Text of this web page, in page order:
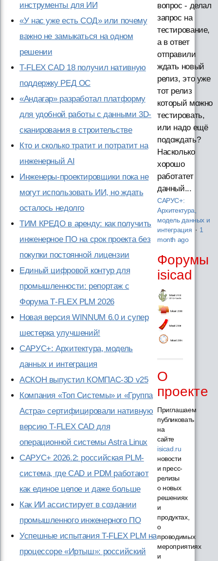
инструменты для ИИ
«У нас уже есть СОД» или почему
важно не замыкаться на одном
решении
T-FLEX CAD 18 получил нативную
поддержку РЕД ОС
«Андагар» разработал платформу
для удобной работы с данными 3D-
сканирования в строительстве
Кто и сколько тратит и потратит на
инженерный AI
Инженеры-проектировщики пока не
могут использовать ИИ, но ждать
осталось недолго
ТИМ КРЕДО в аренду: как получить
инженерное ПО на срок проекта без
покупки постоянной лицензии
Единый цифровой контур для
промышленности: репортаж с
Форума T‑FLEX PLM 2026
Новая версия WINNUM 6.0 и супер
шестерка улучшений!
САРУС+: Архитектура, модель
данных и интеграция
АСКОН выпустил КОМПАС-3D v25
Компания «Топ Системы» и «Группа
Астра» сертифицировали нативную
версию T-FLEX CAD для
операционной системы Astra Linux
САРУС+ 2026.2: российская PLM-
система, где CAD и PDM работают
как единое целое и даже больше
Как ИИ ассистирует в создании
промышленного инженерного ПО
Успешные испытания T-FLEX PLM на
процессоре «Иртыш»: российский
вопрос - делал
запрос на
тестирование,
а в ответ
отправили
ждать новый
релиз, это уже
тот релиз
который можно
тестировать,
или надо ещё
подождать?
Насколько
хорошо
работатет
данный...
САРУС+:
Архитектура,
модель данных и
интеграция · 1
month ago
Форумы
isicad
О
проекте
Приглашаем
публиковать
на
сайте
isicad.ru
новости
и пресс-
релизы
о новых
решениях
и
продуктах,
о
проводимых
мероприятиях
и